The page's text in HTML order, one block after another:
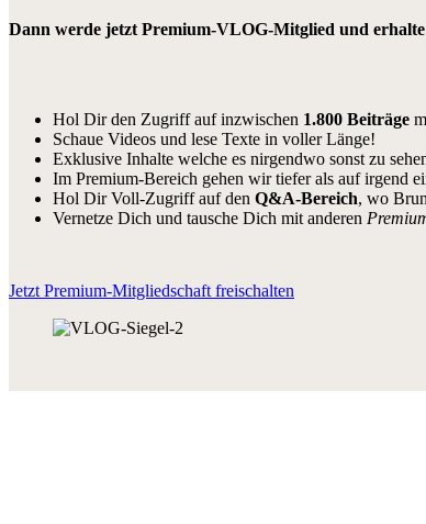
Dann werde jetzt Premium-VLOG-Mitglied und
Hol Dir den Zugriff auf inzwischen 1.800 Beiträge
Schaue Videos und lese Texte in voller Länge!
Exklusive Inhalte welche es nirgendwo sonst zu
Im Premium-Bereich gehen wir tiefer als auf irgend
Hol Dir Voll-Zugriff auf den Q&A-Bereich, wo
Vernetze Dich und tausche Dich mit anderen
Jetzt Premium-Mitgliedschaft freischalten